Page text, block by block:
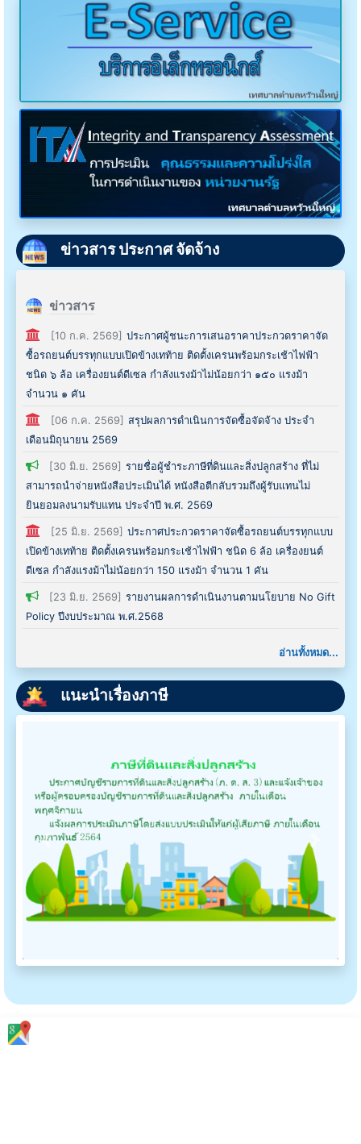
ข่าวสาร ประกาศ จัดจ้าง
ข่าวสาร
[10 ก.ค. 2569] ประกาศผู้ชนะการเสนอราคาประกวดราคาจัด
ซื้อรถยนต์บรรทุกแบบเปิดข้างเทท้าย ติดตั้งเครนพร้อมกระเช้าไฟฟ้า
ชนิด ๖ ล้อ เครื่องยนต์ดีเซล กำลังแรงม้าไม่น้อยกว่า ๑๕๐ แรงม้า
จำนวน ๑ คัน
[06 ก.ค. 2569] สรุปผลการดำเนินการจัดซื้อจัดจ้าง ประจำ
เดือนมิถุนายน 2569
[30 มิ.ย. 2569] รายชื่อผู้ชำระภาษีที่ดินและสิ่งปลูกสร้าง ที่ไม่
สามารถนำจ่ายหนังสือประเมินได้ หนังสือตีกลับรวมถึงผู้รับแทนไม่
ยินยอมลงนามรับแทน ประจำปี พ.ศ. 2569
[25 มิ.ย. 2569] ประกาศประกวดราคาจัดซื้อรถยนต์บรรทุกแบบ
เปิดข้างเทท้าย ติดตั้งเครนพร้อมกระเช้าไฟฟ้า ชนิด 6 ล้อ เครื่องยนต์
ดีเซล กำลังแรงม้าไม่น้อยกว่า 150 แรงม้า จำนวน 1 คัน
[23 มิ.ย. 2569] รายงานผลการดำเนินงานตามนโยบาย No Gift
Policy ปีงบประมาณ พ.ศ.2568
อ่านทั้งหมด...
แนะนำเรื่องภาษี
Previous Next